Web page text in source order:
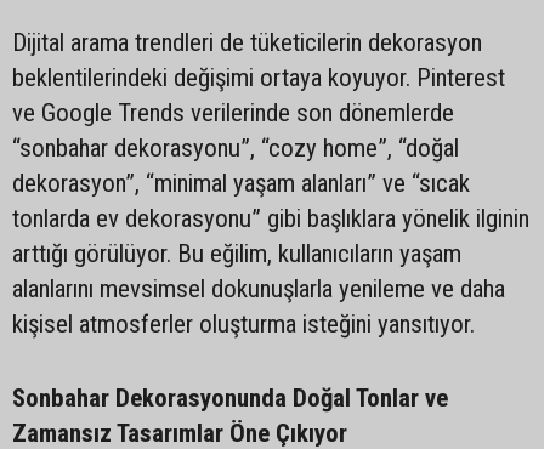
Dijital arama trendleri de tüketicilerin dekorasyon
beklentilerindeki değişimi ortaya koyuyor. Pinterest
ve Google Trends verilerinde son dönemlerde
“sonbahar dekorasyonu”, “cozy home”, “doğal
dekorasyon”, “minimal yaşam alanları” ve “sıcak
tonlarda ev dekorasyonu” gibi başlıklara yönelik ilginin
arttığı görülüyor. Bu eğilim, kullanıcıların yaşam
alanlarını mevsimsel dokunuşlarla yenileme ve daha
kişisel atmosferler oluşturma isteğini yansıtıyor.
Sonbahar Dekorasyonunda Doğal Tonlar ve
Zamansız Tasarımlar Öne Çıkıyor